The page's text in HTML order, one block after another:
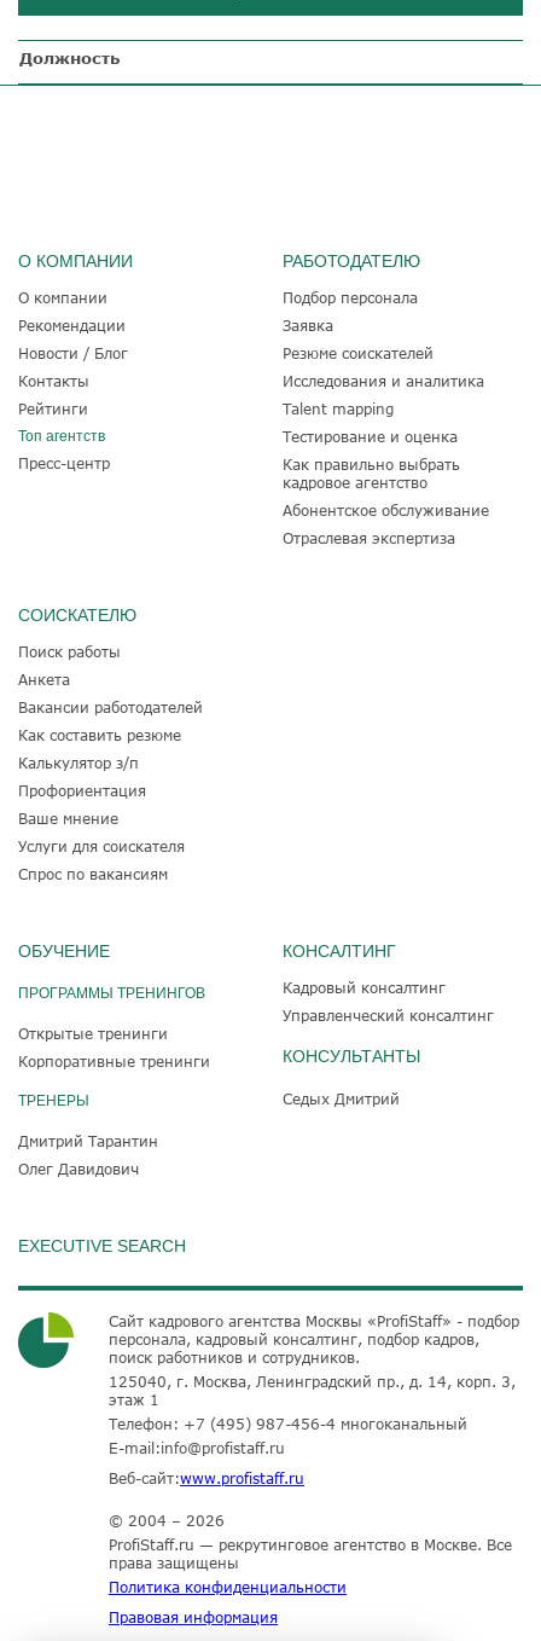
Должность
О КОМПАНИИ
О компании
Рекомендации
Новости / Блог
Контакты
Рейтинги
Топ агентств
Пресс-центр
РАБОТОДАТЕЛЮ
Подбор персонала
Заявка
Резюме соискателей
Исследования и аналитика
Talent mapping
Тестирование и оценка
Как правильно выбрать
кадровое агентство
Абонентское обслуживание
Отраслевая экспертиза
СОИСКАТЕЛЮ
Поиск работы
Анкета
Вакансии работодателей
Как составить резюме
Калькулятор з/п
Профориентация
Ваше мнение
Услуги для соискателя
Спрос по вакансиям
ОБУЧЕНИЕ
ПРОГРАММЫ ТРЕНИНГОВ
Открытые тренинги
Корпоративные тренинги
ТРЕНЕРЫ
Дмитрий Тарантин
Олег Давидович
КОНСАЛТИНГ
Кадровый консалтинг
Управленческий консалтинг
КОНСУЛЬТАНТЫ
Седых Дмитрий
EXECUTIVE SEARCH
Сайт кадрового агентства Москвы «ProfiStaff» - подбор
персонала, кадровый консалтинг, подбор кадров,
поиск работников и сотрудников.
125040, г. Москва, Ленинградский пр., д. 14, корп. 3,
этаж 1
Телефон: +7 (495) 987-456-4 многоканальный
E-mail:info@profistaff.ru
Веб-сайт:www.profistaff.ru
© 2004 – 2026
ProfiStaff.ru — рекрутинговое агентство в Москве. Все
права защищены
Политика конфиденциальности
Правовая информация